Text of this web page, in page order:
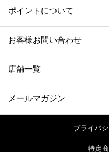
ポイントについて
お客様お問い合わせ
店舗一覧
メールマガジン
プライバ